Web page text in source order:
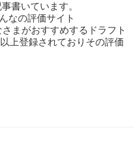
書いています。
なの評価サイト
まがおすすめするドラフト
上登録されておりその評価